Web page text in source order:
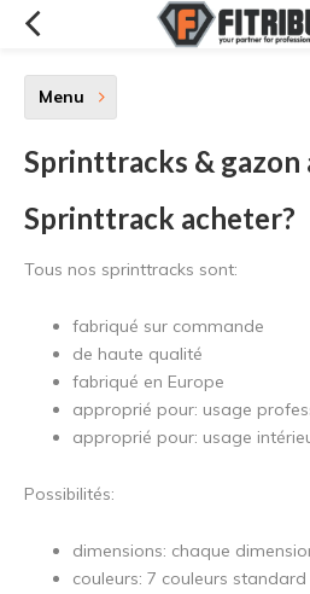
Menu
Sprinttracks &
Sprinttrack acheter?
Tous nos sprinttracks sont:
fabriqué sur commande
de haute qualité
fabriqué en Europe
approprié pour: usage
approprié pour: usage
Possibilités:
dimensions: chaque
couleurs: 7 couleurs